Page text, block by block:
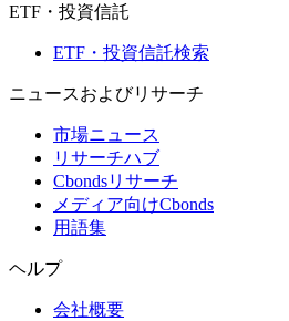
ETF・投資信託
ETF・投資信託検索
ニュースおよびリサーチ
市場ニュース
リサーチハブ
Cbondsリサーチ
メディア向けCbonds
用語集
ヘルプ
会社概要